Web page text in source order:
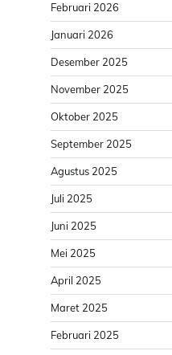
Februari 2026
Januari 2026
Desember 2025
November 2025
Oktober 2025
September 2025
Agustus 2025
Juli 2025
Juni 2025
Mei 2025
April 2025
Maret 2025
Februari 2025